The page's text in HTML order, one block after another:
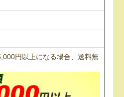
円以上になる場合、送料無